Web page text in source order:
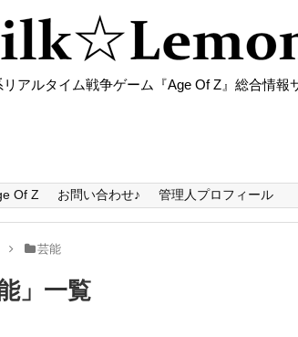
リアルタイム戦争ゲーム『Age Of Z』総合情報
Of Z お問い合わせ♪ 管理人プロフィール
芸能
」 一覧